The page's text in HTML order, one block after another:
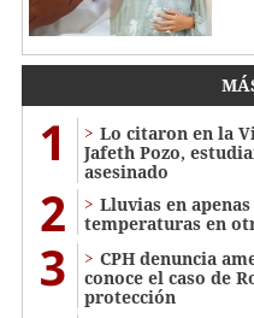
1
Lo citaron en la
Jafeth Pozo,
asesinado
2
Lluvias en
temperaturas en
3
CPH denuncia
conoce el caso de
protección